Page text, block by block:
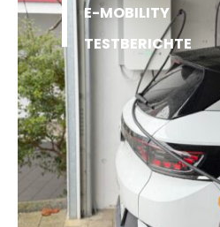
E-MOBILITY
TESTBERICHTE